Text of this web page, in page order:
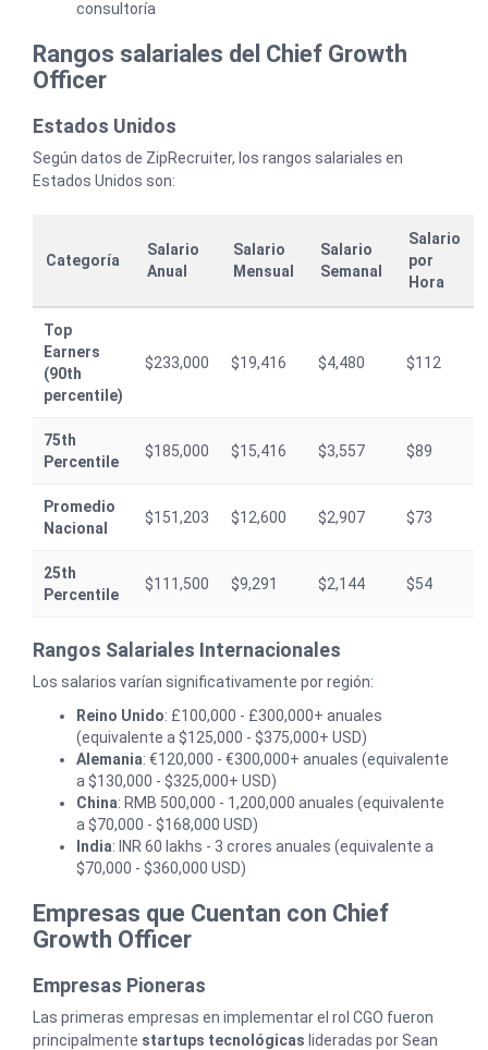
consultoría
Rangos salariales del Chief Growth
Officer
Estados Unidos
Según datos de ZipRecruiter, los rangos salariales en
Estados Unidos son:
Categoría
Salario
Anual
Salario
Mensual
Salario
Semanal
Salario
por
Hora
Top
Earners
(90th
percentile)
$233,000 $19,416 $4,480 $112
75th
Percentile
$185,000 $15,416 $3,557 $89
Promedio
Nacional
$151,203 $12,600 $2,907 $73
25th
Percentile
$111,500 $9,291 $2,144 $54
Rangos Salariales Internacionales
Los salarios varían significativamente por región:
Reino Unido: £100,000 - £300,000+ anuales
(equivalente a $125,000 - $375,000+ USD)
Alemania: €120,000 - €300,000+ anuales (equivalente
a $130,000 - $325,000+ USD)
China: RMB 500,000 - 1,200,000 anuales (equivalente
a $70,000 - $168,000 USD)
India: INR 60 lakhs - 3 crores anuales (equivalente a
$70,000 - $360,000 USD)
Empresas que Cuentan con Chief
Growth Officer
Empresas Pioneras
Las primeras empresas en implementar el rol CGO fueron
principalmente startups tecnológicas lideradas por Sean